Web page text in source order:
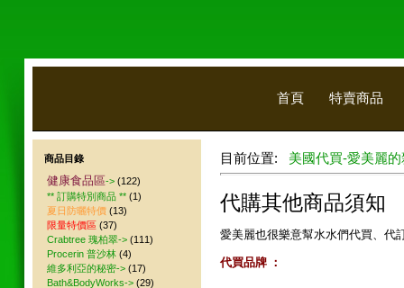
首頁 特賣商品
目前位置: 美國代買-愛美麗
代購其他商品須知
愛美麗也很樂意幫水水們代買、代
代買品牌 ：
商品目錄
健康食品區-> (122)
** 訂購特別商品 ** (1)
夏日防曬特價 (13)
限量特價區 (37)
Crabtree 瑰柏翠-> (111)
Procerin 普沙林 (4)
維多利亞的秘密-> (17)
Bath&BodyWorks-> (29)